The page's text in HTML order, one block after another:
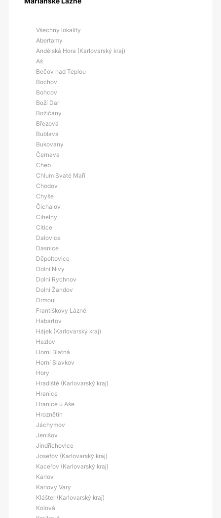
Všechny lokality
Abertamy
Andělská Hora (Karlovarský kraj)
Aš
Bečov nad Teplou
Bochov
Bohcov
Boží Dar
Božičany
Březová
Bublava
Bukovany
Černava
Cheb
Chlum Svaté Maří
Chodov
Chyše
Čichalov
Cihelny
Citice
Dalovice
Dasnice
Děpoltovice
Dolní Nivy
Dolní Rychnov
Dolní Žandov
Drmoul
Františkovy Lázně
Habartov
Hájek (Karlovarský kraj)
Hazlov
Horní Blatná
Horní Slavkov
Hory
Hradiště (Karlovarský kraj)
Hranice
Hranice u Aše
Hroznětín
Jáchymov
Jenišov
Jindřichovice
Josefov (Karlovarský kraj)
Kaceřov (Karlovarský kraj)
Karlov
Karlovy Vary
Klášter (Karlovarský kraj)
Kolová